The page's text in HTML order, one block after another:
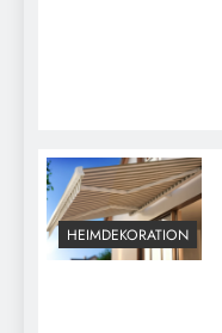
HEIMDEKORATION